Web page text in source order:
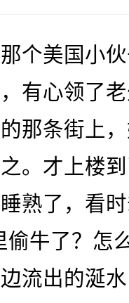
美国小伙
有心领了
那条街上
。才上楼
熟了，看
偷牛了？怎
流出的涎